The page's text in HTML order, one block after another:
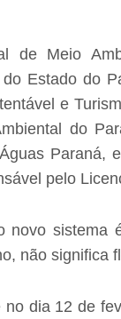
de Meio
Estado do
e
do
Paraná,
pelo
novo sistema
não significa
no dia 12 de